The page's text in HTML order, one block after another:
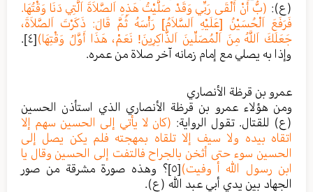
(ع): (بُّ أَنْ أَلْقَى رَبِّي وَقَدْ صَلَّيْتُ هَذِهِ اَلصَّلاَةَ اَلَّتِي دَنَا وَقْتُهَا.
فَرَفَعَ اَلْحُسَيْنُ [عَلَيْهِ اَلسَّلاَمُ] رَأْسَهُ ثُمَّ قَالَ: ذَكَرْتَ اَلصَّلاَةَ،
جَعَلَكَ اَللَّهُ مِنَ اَلْمُصَلِّينَ اَلذَّاكِرِينَ! نَعَمْ، هَذَا أَوَّلُ وَقْتِهَا)[٤]
.
وإذا به يصلي مع إمام زمانه آخر صلاة من عمره.
عمرو بن قرظة الأنصاري
ومن هؤلاء عمرو بن قرظة الأنصاري الذي استأذن الحسين
(ع) للقتال. تقول الرواية: (كان لا يأتي إلى الحسين سهم إلا
اتقاه بيده ولا سيف إلا تلقاه بمهجته فلم يكن يصل إلى
الحسين سوء حتى أثخن بالجراح فالتفت إلى الحسين وقال يا
ابن رسول الله أ وفيت)[٥]
؟ وهذه صورة مشرقة من صور
الجهاد بين يدي أبي عبد الله (ع).